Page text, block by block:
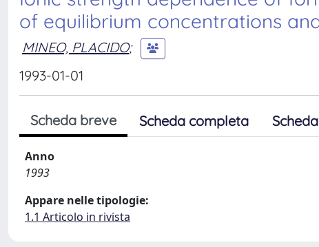
of equilibrium concentrations
MINEO, PLACIDO;
1993-01-01
Scheda breve Scheda completa
Anno
1993
Appare nelle tipologie:
1.1 Articolo in rivista